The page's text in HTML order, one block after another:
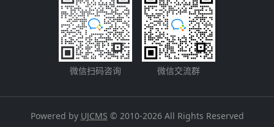
微信扫码咨询 微信交流群
Powered by UJCMS © 2010-2026 All Rights Reserved